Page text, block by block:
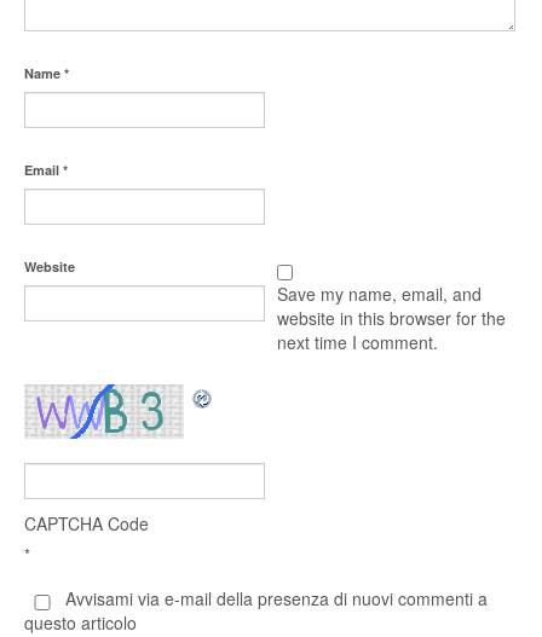
Name *
Email *
Website
Save my name, email, and
website in this browser for the
next time I comment.
CAPTCHA Code
*
Avvisami via e-mail della presenza di nuovi commenti a
questo articolo